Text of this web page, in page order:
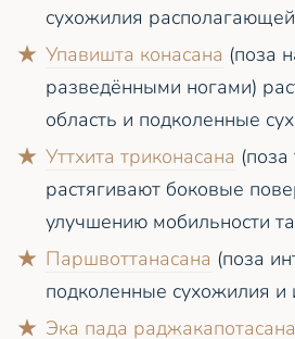
сухожилия
Упавишта конасана (поза
разведёнными ногами)
область и подколенные
Уттхита триконасана
растягивают боковые
улучшению мобильности
Паршвоттанасана (поза
подколенные сухожилия
Эка пада раджакапотасана